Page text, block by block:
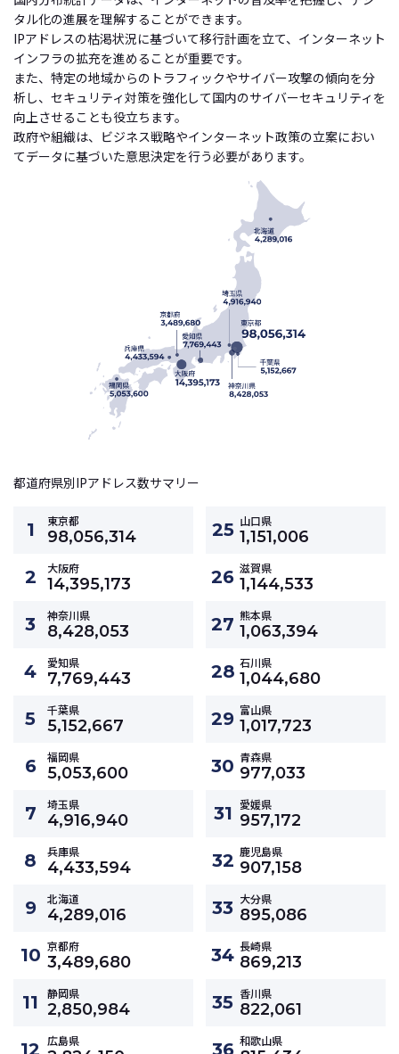
タル化の進展を理解することができます。
IPアドレスの枯渇状況に基づいて移行計画を立て、インターネット
インフラの拡充を進めることが重要です。
また、特定の地域からのトラフィックやサイバー攻撃の傾向を分
析し、セキュリティ対策を強化して国内のサイバーセキュリティを
向上させることも役立ちます。
政府や組織は、ビジネス戦略やインターネット政策の立案におい
てデータに基づいた意思決定を行う必要があります。
都道府県別IPアドレス数サマリー
1 東京都
98,056,314
2 大阪府
14,395,173
3 神奈川県
8,428,053
4 愛知県
7,769,443
5 千葉県
5,152,667
6 福岡県
5,053,600
7 埼玉県
4,916,940
8 兵庫県
4,433,594
9 北海道
4,289,016
10 京都府
3,489,680
11 静岡県
2,850,984
広島県
25 山口県
1,151,006
26 滋賀県
1,144,533
27 熊本県
1,063,394
28 石川県
1,044,680
29 富山県
1,017,723
30 青森県
977,033
31 愛媛県
957,172
32 鹿児島県
907,158
33 大分県
895,086
34 長崎県
869,213
35 香川県
822,061
和歌山県